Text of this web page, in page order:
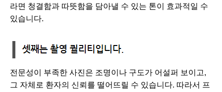
라면 청결함과 따뜻함을 담아낼 수 있는 톤이 효과적일 수
있습니다.
전문성이 부족한 사진은 조명이나 구도가 어설퍼 보이고,
그 자체로 환자의 신뢰를 떨어뜨릴 수 있습니다. 따라서 프